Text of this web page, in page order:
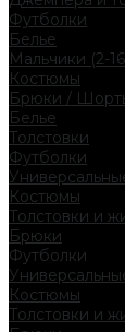
Футболки
Белье
Мальчики (2-
Костюмы
Брюки /
Белье
Толстовки
Футболки
Костюмы
Толстовки и
Брюки
Футболки
Костюмы
Толстовки и